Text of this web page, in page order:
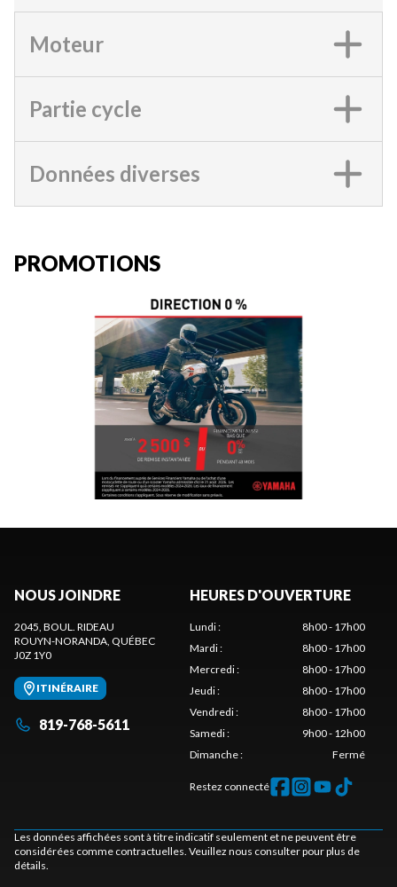
Moteur
Partie cycle
Données diverses
PROMOTIONS
NOUS JOINDRE
2045, BOUL. RIDEAU
ROUYN-NORANDA, QUÉBEC
J0Z 1Y0
ITINÉRAIRE
819-768-5611
HEURES D'OUVERTURE
Lundi:
8h00 - 17h00
Mardi:
8h00 - 17h00
Mercredi:
8h00 - 17h00
Jeudi:
8h00 - 17h00
Vendredi:
8h00 - 17h00
Samedi:
9h00 - 12h00
Dimanche: Fermé
Restez connecté
Les données affichées sont à titre indicatif seulement et ne peuvent être
considérées comme contractuelles. Veuillez nous consulter pour plus de
détails.